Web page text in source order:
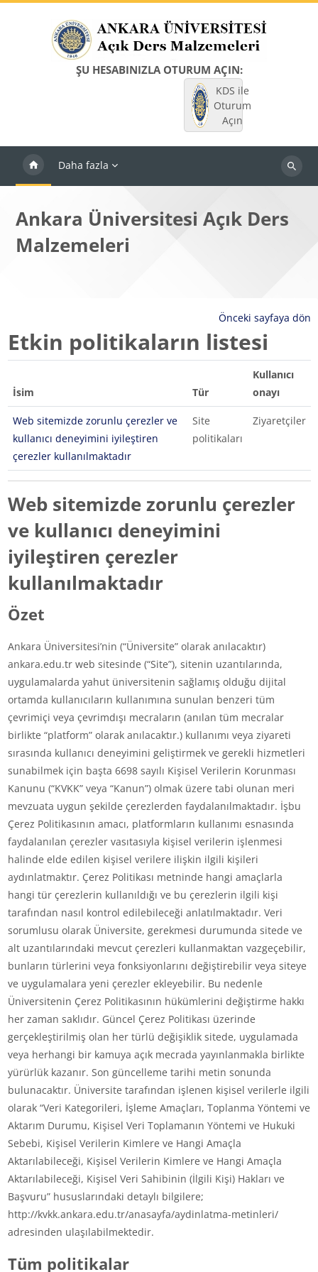
ŞU HESABINIZLA OTURUM AÇIN:
KDS ile
Oturum
Açın
Daha fazla
Dersleri
Ankara Üniversitesi Açık Ders
Malzemeleri
Önceki sayfaya dön
Etkin politikaların listesi
İsim Tür
Kullanıcı
onayı
Web sitemizde zorunlu çerezler ve
kullanıcı deneyimini iyileştiren
çerezler kullanılmaktadır
Site
politikaları
Ziyaretçiler
Web sitemizde zorunlu çerezler
ve kullanıcı deneyimini
iyileştiren çerezler
kullanılmaktadır
Özet
Ankara Üniversitesi’nin (“Üniversite” olarak anılacaktır)
ankara.edu.tr web sitesinde (“Site”), sitenin uzantılarında,
uygulamalarda yahut üniversitenin sağlamış olduğu dijital
ortamda kullanıcıların kullanımına sunulan benzeri tüm
çevrimiçi veya çevrimdışı mecraların (anılan tüm mecralar
birlikte “platform” olarak anılacaktır.) kullanımı veya ziyareti
sırasında kullanıcı deneyimini geliştirmek ve gerekli hizmetleri
sunabilmek için başta 6698 sayılı Kişisel Verilerin Korunması
Kanunu (“KVKK” veya “Kanun”) olmak üzere tabi olunan meri
mevzuata uygun şekilde çerezlerden faydalanılmaktadır. İşbu
Çerez Politikasının amacı, platformların kullanımı esnasında
faydalanılan çerezler vasıtasıyla kişisel verilerin işlenmesi
halinde elde edilen kişisel verilere ilişkin ilgili kişileri
aydınlatmaktır. Çerez Politikası metninde hangi amaçlarla
hangi tür çerezlerin kullanıldığı ve bu çerezlerin ilgili kişi
tarafından nasıl kontrol edilebileceği anlatılmaktadır. Veri
sorumlusu olarak Üniversite, gerekmesi durumunda sitede ve
alt uzantılarındaki mevcut çerezleri kullanmaktan vazgeçebilir,
bunların türlerini veya fonksiyonlarını değiştirebilir veya siteye
ve uygulamalara yeni çerezler ekleyebilir. Bu nedenle
Üniversitenin Çerez Politikasının hükümlerini değiştirme hakkı
her zaman saklıdır. Güncel Çerez Politikası üzerinde
gerçekleştirilmiş olan her türlü değişiklik sitede, uygulamada
veya herhangi bir kamuya açık mecrada yayınlanmakla birlikte
yürürlük kazanır. Son güncelleme tarihi metin sonunda
bulunacaktır. Üniversite tarafından işlenen kişisel verilerle ilgili
olarak “Veri Kategorileri, İşleme Amaçları, Toplanma Yöntemi ve
Aktarım Durumu, Kişisel Veri Toplamanın Yöntemi ve Hukuki
Sebebi, Kişisel Verilerin Kimlere ve Hangi Amaçla
Aktarılabileceği, Kişisel Verilerin Kimlere ve Hangi Amaçla
Aktarılabileceği, Kişisel Veri Sahibinin (İlgili Kişi) Hakları ve
Başvuru” hususlarındaki detaylı bilgilere;
http://kvkk.ankara.edu.tr/anasayfa/aydinlatma-metinleri/
adresinden ulaşılabilmektedir.
Tüm politikalar